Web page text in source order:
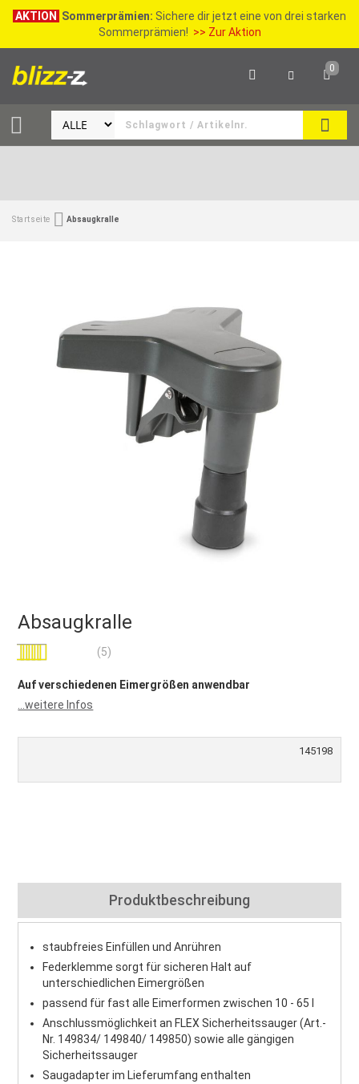
AKTION Sommerprämien: Sichere dir jetzt eine von drei starken
Sommerprämien! >> Zur Aktion
0
Startseite Absaugkralle
Absaugkralle
Bewertung: (5)
Auf verschiedenen Eimergrößen anwendbar
...weitere Infos
145198
Produktbeschreibung
staubfreies Einfüllen und Anrühren
Federklemme sorgt für sicheren Halt auf
unterschiedlichen Eimergrößen
passend für fast alle Eimerformen zwischen 10 - 65 l
Anschlussmöglichkeit an FLEX Sicherheitssauger (Art.-
Nr. 149834/ 149840/ 149850) sowie alle gängigen
Sicherheitssauger
Saugadapter im Lieferumfang enthalten